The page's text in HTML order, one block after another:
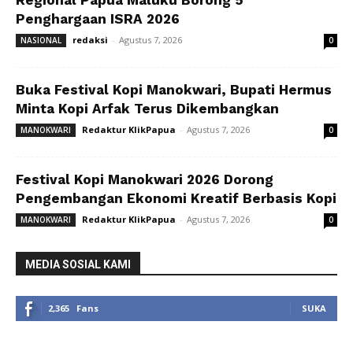
Penghargaan ISRA 2026
NASIONAL redaksi - Agustus 7, 2026 0
Buka Festival Kopi Manokwari, Bupati Hermus
Minta Kopi Arfak Terus Dikembangkan
MANOKWARI Redaktur KlikPapua - Agustus 7, 2026 0
Festival Kopi Manokwari 2026 Dorong
Pengembangan Ekonomi Kreatif Berbasis Kopi
MANOKWARI Redaktur KlikPapua - Agustus 7, 2026 0
MEDIA SOSIAL KAMI
2,365 Fans SUKA